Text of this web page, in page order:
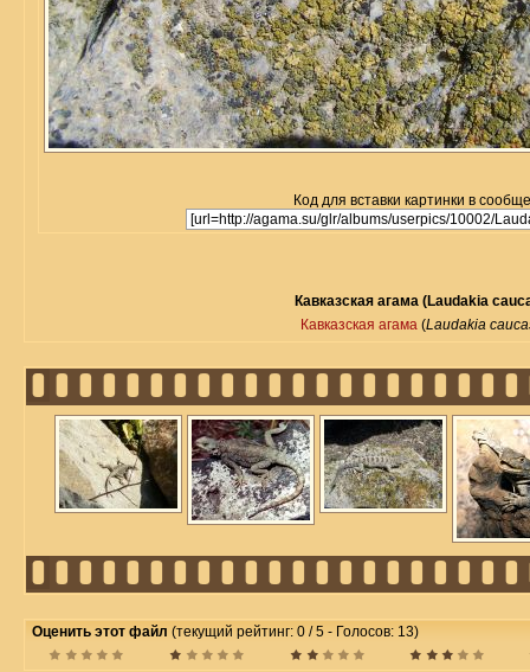
Код для вставки картинки в
Кавказская агама (Laudakia
Кавказская агама (Laudakia
Оценить этот файл (текущий рейтинг: 0 / 5 - Голосов: 13)